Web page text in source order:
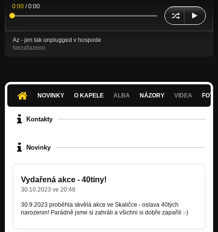
0:00 /0:00
Az - jen tak unplugged v hospode
Nezařazeno
NOVINKY O KAPELE ALBA NÁZORY VIDEA
Kontakty
Novinky
Vydařená akce - 40tiny!
30.10.2023 ve 20:48
30.9.2023 proběhla skvělá akce ve Skaličce - oslava 40tých
narozenin! Parádně jsme si zahráli a všichni si dobře zapařili :-)